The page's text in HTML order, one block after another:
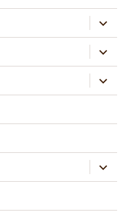
expand
child
menu
expand
child
menu
expand
child
menu
expand
child
menu